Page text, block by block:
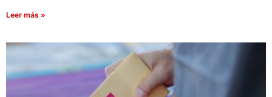
Leer más »